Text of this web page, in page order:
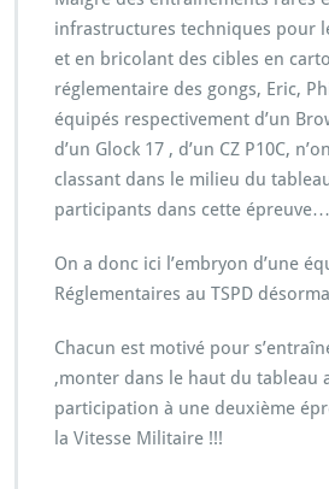
infrastructures techniques pour
et en bricolant des cibles en
réglementaire des gongs, Eric,
équipés respectivement d’un
d’un Glock 17 , d’un CZ P10C,
classant dans le milieu du
participants dans cette
On a donc ici l’embryon d’une
Réglementaires au TSPD
Chacun est motivé pour
,monter dans le haut du tableau
participation à une deuxième
la Vitesse Militaire !!!